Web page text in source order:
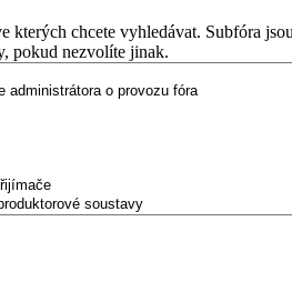
kterých chcete vyhledávat. Subfóra
pokud nezvolíte jinak.